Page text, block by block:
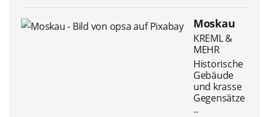
Moskau
KREML &
MEHR
Historische
Gebäude
und krasse
Gegensätze
..